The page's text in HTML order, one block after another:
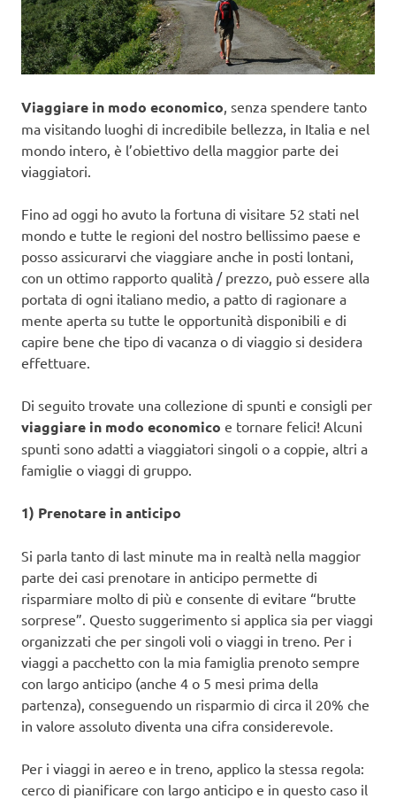
Viaggiare in modo economico , senza spendere tanto
ma visitando luoghi di incredibile bellezza, in Italia e nel
mondo intero, è l’obiettivo della maggior parte dei
viaggiatori.
Fino ad oggi ho avuto la fortuna di visitare 52 stati nel
mondo e tutte le regioni del nostro bellissimo paese e
posso assicurarvi che viaggiare anche in posti lontani,
con un ottimo rapporto qualità / prezzo, può essere alla
portata di ogni italiano medio, a patto di ragionare a
mente aperta su tutte le opportunità disponibili e di
capire bene che tipo di vacanza o di viaggio si desidera
effettuare.
Di seguito trovate una collezione di spunti e consigli per
viaggiare in modo economico e tornare felici! Alcuni
spunti sono adatti a viaggiatori singoli o a coppie, altri a
famiglie o viaggi di gruppo.
1) Prenotare in anticipo
Si parla tanto di last minute ma in realtà nella maggior
parte dei casi prenotare in anticipo permette di
risparmiare molto di più e consente di evitare “brutte
sorprese”. Questo suggerimento si applica sia per viaggi
organizzati che per singoli voli o viaggi in treno. Per i
viaggi a pacchetto con la mia famiglia prenoto sempre
con largo anticipo (anche 4 o 5 mesi prima della
partenza), conseguendo un risparmio di circa il 20% che
in valore assoluto diventa una cifra considerevole.
Per i viaggi in aereo e in treno, applico la stessa regola:
cerco di pianificare con largo anticipo e in questo caso il